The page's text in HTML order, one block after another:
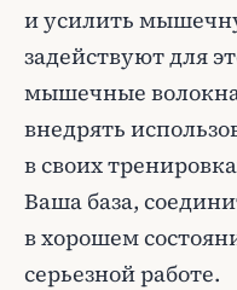
и усилить
задействуют для
мышечные
внедрять
в своих
Ваша база,
в хорошем
серьезной работе.